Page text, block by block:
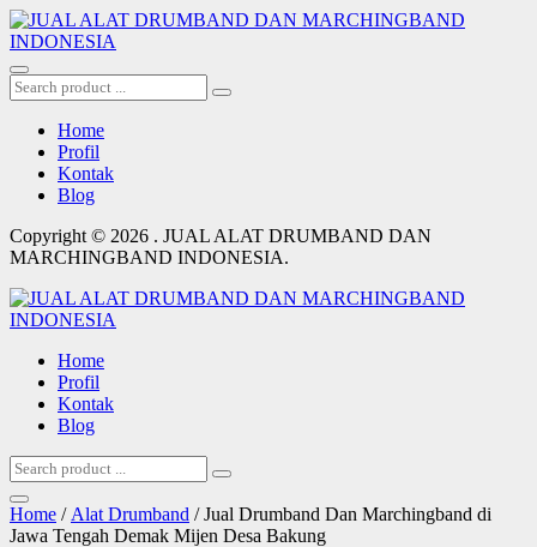
Home
Profil
Kontak
Blog
Copyright © 2026 . JUAL ALAT DRUMBAND DAN
MARCHINGBAND INDONESIA.
Home
Profil
Kontak
Blog
Home / Alat Drumband / Jual Drumband Dan Marchingband di
Jawa Tengah Demak Mijen Desa Bakung